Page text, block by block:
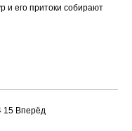
и его притоки собирают
15 Вперёд